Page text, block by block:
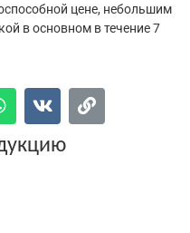
цене, небольшим
в основном в течение 7